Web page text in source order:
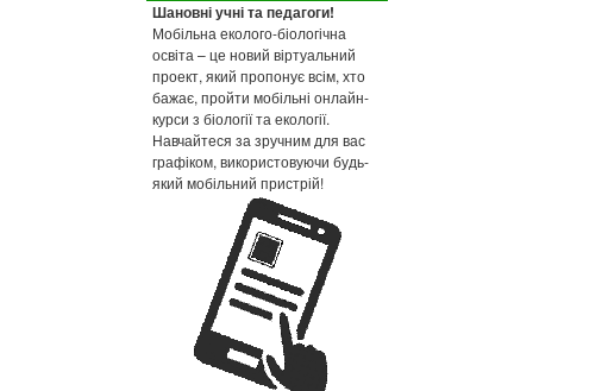
Шановні учні та педагоги!
Мобільна еколого-біологічна
освіта – це новий віртуальний
проект, який пропонує всім, хто
бажає, пройти мобільні онлайн-
курси з біології та екології.
Навчайтеся за зручним для вас
графіком, використовуючи будь-
який мобільний пристрій!